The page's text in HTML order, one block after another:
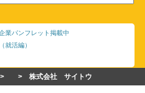
業パンフレット掲載中
就活編）
株式会社 サイトウ